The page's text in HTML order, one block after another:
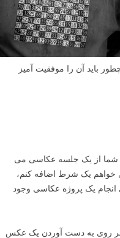
باید آن را موفقیت آمیز
شما از یک جلسه عکاسی می
خواهم یک شرط اضافه کنم،
یک پروژه عکاسی وجود
بر روی به دست آوردن یک عکس